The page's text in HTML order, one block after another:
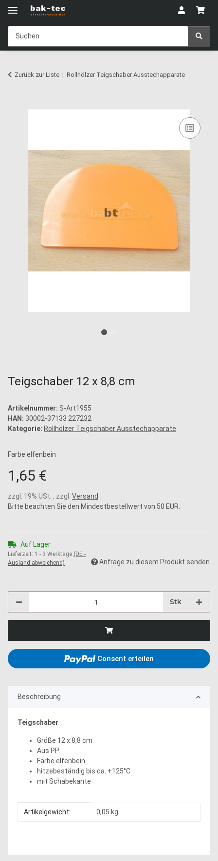
Zurück zur Liste Rollhölzer Teigschaber Ausstechapparate
Teigschaber 12 x 8,8 cm
Artikelnummer: S-Art1955
HAN: 30002-37133 227232
Kategorie: Rollhölzer Teigschaber Ausstechapparate
Farbe elfenbein
1,65 €
zzgl. 19% USt. , zzgl. Versand
Bitte beachten Sie den Mindestbestellwert von 50 EUR.
Auf Lager
Lieferzeit: 1 - 3 Werktage (DE -
Ausland abweichend)
Anfrage zu diesem Produkt senden
Stk
Consent erteilen
Beschreibung
Teigschaber
Größe 12 x 8,8 cm
Aus PP
Farbe elfenbein
hitzebeständig bis ca. +125°C
mit Schabekante
Produkteigenschaft
Wert
Artikelgewicht: 0,05 kg